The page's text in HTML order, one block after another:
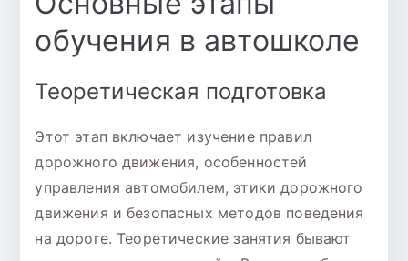
обучения в автошколе
Теоретическая подготовка
Этот этап включает изучение правил
дорожного движения, особенностей
управления автомобилем, этики дорожного
движения и безопасных методов поведения
на дороге. Теоретические занятия бывают